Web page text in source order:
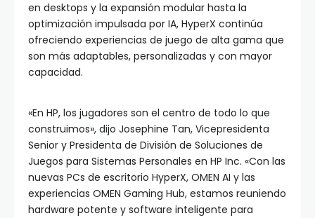
en desktops y la expansión modular hasta la
optimización impulsada por IA, HyperX continúa
ofreciendo experiencias de juego de alta gama que
son más adaptables, personalizadas y con mayor
capacidad.
«En HP, los jugadores son el centro de todo lo que
construimos», dijo Josephine Tan, Vicepresidenta
Senior y Presidenta de División de Soluciones de
Juegos para Sistemas Personales en HP Inc. «Con las
nuevas PCs de escritorio HyperX, OMEN AI y las
experiencias OMEN Gaming Hub, estamos reuniendo
hardware potente y software inteligente para